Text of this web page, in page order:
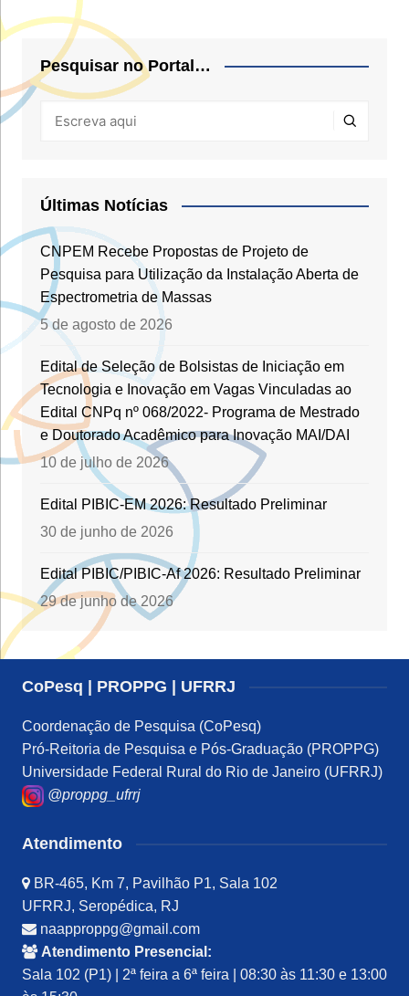
Pesquisar no Portal…
Últimas Notícias
CNPEM Recebe Propostas de Projeto de
Pesquisa para Utilização da Instalação Aberta de
Espectrometria de Massas
5 de agosto de 2026
Edital de Seleção de Bolsistas de Iniciação em
Tecnologia e Inovação em Vagas Vinculadas ao
Edital CNPq nº 068/2022- Programa de Mestrado
e Doutorado Acadêmico para Inovação MAI/DAI
10 de julho de 2026
Edital PIBIC-EM 2026: Resultado Preliminar
30 de junho de 2026
Edital PIBIC/PIBIC-Af 2026: Resultado Preliminar
29 de junho de 2026
CoPesq | PROPPG | UFRRJ
Coordenação de Pesquisa (CoPesq)
Pró-Reitoria de Pesquisa e Pós-Graduação (PROPPG)
Universidade Federal Rural do Rio de Janeiro (UFRRJ)
@proppg_ufrrj
Atendimento
BR-465, Km 7, Pavilhão P1, Sala 102
UFRRJ, Seropédica, RJ
naapproppg@gmail.com
Atendimento Presencial:
Sala 102 (P1) | 2ª feira a 6ª feira | 08:30 às 11:30 e 13:00